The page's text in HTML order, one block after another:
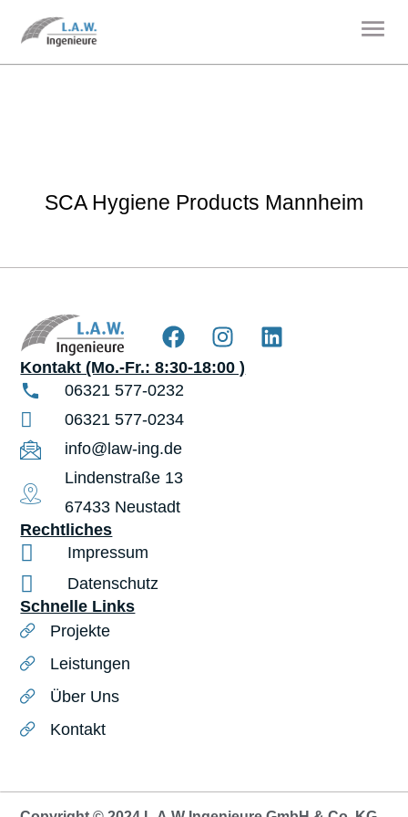
SCA Hygiene Products Mannheim
Kontakt (Mo.-Fr.: 8:30-18:00 )
06321 577-0232
06321 577-0234
info@law-ing.de
Lindenstraße 13
67433 Neustadt
Schnelle Links
Projekte
Leistungen
Über Uns
Kontakt
Rechtliches
Impressum
Datenschutz